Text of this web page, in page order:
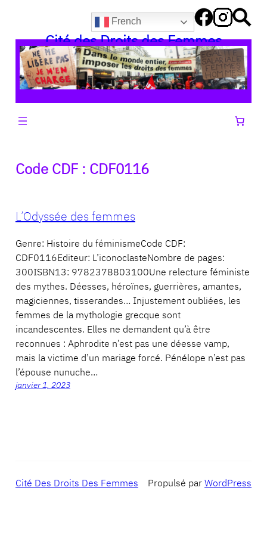
contenu
French
Cité des Droits des Femmes
Code CDF : CDF0116
L’Odyssée des femmes
Genre: Histoire du féminismeCode CDF:
CDF0116Editeur: L’iconoclasteNombre de pages:
300ISBN13: 9782378803100Une relecture féministe
des mythes. Déesses, héroïnes, guerrières, amantes,
magiciennes, tisserandes… Injustement oubliées, les
femmes de la mythologie grecque sont
incandescentes. Elles ne demandent qu’à être
reconnues : Aphrodite n’est pas une déesse vamp,
mais la victime d’un mariage forcé. Pénélope n’est pas
l’épouse nunuche…
janvier 1, 2023
Cité Des Droits Des Femmes Propulsé parWordPress